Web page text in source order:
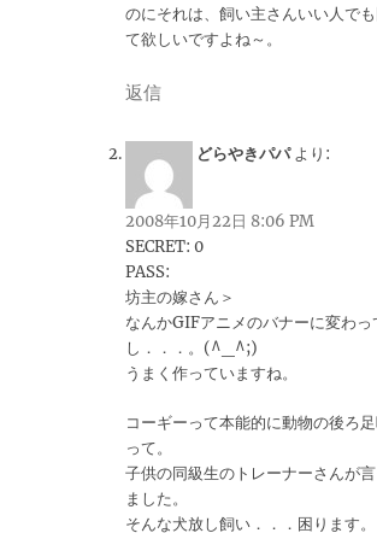
のにそれは、飼い主さんいい人で
て欲しいですよね～。
返信
どらやきパパ より:
2008年10月22日 8:06 PM
SECRET: 0
PASS:
坊主の嫁さん＞
なんかGIFアニメのバナーに変わっ
し．．．。(^_^;)
うまく作っていますね。
コーギーって本能的に動物の後ろ
って。
子供の同級生のトレーナーさんが
ました。
そんな犬放し飼い．．．困ります。